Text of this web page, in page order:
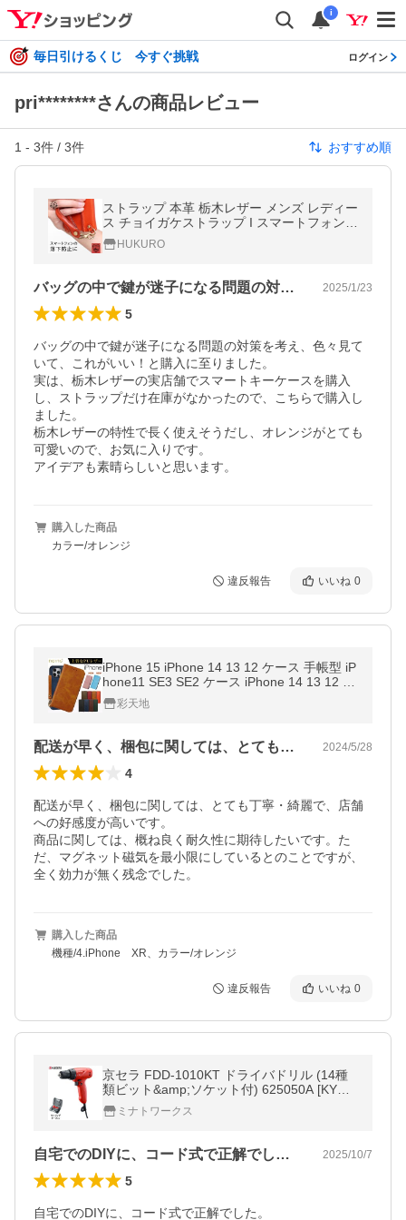
i
毎日引けるくじ 今すぐ挑戦 ログイン
pri********さんの商品レビュー
1 - 3件 / 3件 おすすめ順
ストラップ 本革 栃木レザー メンズ レディー
ス チョイガケストラップ I スマートフォン i
phone 落下防止 シンプル 日本製 HUKURO
フクロ
HUKURO
バッグの中で鍵が迷子になる問題の対策を… 2025/1/23
5
バッグの中で鍵が迷子になる問題の対策を考え、色々見て
いて、これがいい！と購入に至りました。
実は、栃木レザーの実店舗でスマートキーケースを購入
し、ストラップだけ在庫がなかったので、こちらで購入し
ました。
栃木レザーの特性で長く使えそうだし、オレンジがとても
可愛いので、お気に入りです。
アイデアも素晴らしいと思います。
購入した商品
カラー/オレンジ
違反報告 いいね 0
iPhone 15 iPhone 14 13 12 ケース 手帳型 iP
hone11 SE3 SE2 ケース iPhone 14 13 12 11
Pro MAX iPhone13 12 11 Pro 13 12 mini XR
7 8 スマホ ケース
彩天地
配送が早く、梱包に関しては、とても丁寧… 2024/5/28
4
配送が早く、梱包に関しては、とても丁寧・綺麗で、店舗
への好感度が高いです。
商品に関しては、概ね良く耐久性に期待したいです。た
だ、マグネット磁気を最小限にしているとのことですが、
全く効力が無く残念でした。
購入した商品
機種/4.iPhone XR、カラー/オレンジ
違反報告 いいね 0
京セラ FDD-1010KT ドライバドリル (14種
類ビット&amp;ソケット付) 625050A [KYOS
ERA 旧リョービ RYOBI 電気ドリル]
ミナトワークス
自宅でのDIYに、コード式で正解でした… 2025/10/7
5
自宅でのDIYに、コード式で正解でした。